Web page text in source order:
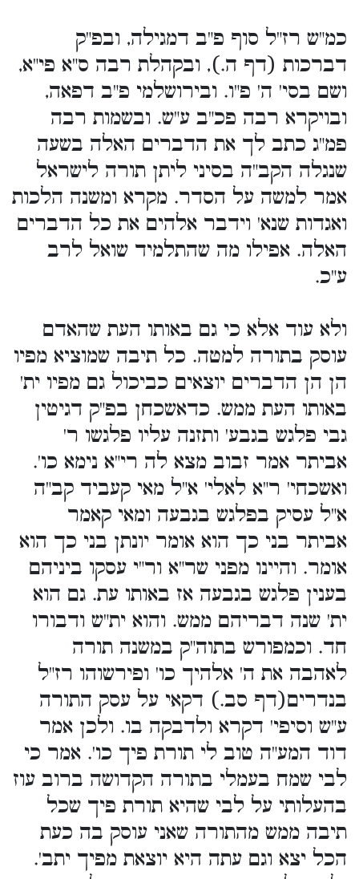
כמ"ש רז"ל סוף פ"ב דמגילה, ובפ"ק
דברכות (דף ה.), ובקהלת רבה ס"א פי"א,
ושם בסי' ה' פ"ו. ובירושלמי פ"ב דפאה,
ובויקרא רבה פכ"ב ע"ש. ובשמות רבה
פמ"ג כתב לך את הדברים האלה בשעה
שנגלה הקב"ה בסיני ליתן תורה לישראל
אמר למשה על הסדר. מקרא ומשנה הלכות
ואגדות שנא' וידבר אלהים את כל הדברים
האלה. אפילו מה שהתלמיד שואל לרב
ע"כ.
ולא עוד אלא כי גם באותו העת שהאדם
עוסק בתורה למטה. כל תיבה שמוציא מפיו
הן הן הדברים יוצאים כביכול גם מפיו ית'
באותו העת ממש. כדאשכחן בפ"ק דגיטין
גבי פלגש בגבע' ותזנה עליו פלגשו ר'
אביתר אמר זבוב מצא לה רי"א נימא כו'.
ואשכחי' ר"א לאלי' א"ל מאי קעביד קב"ה
א"ל עסיק בפלגש בגבעה ומאי קאמר
אביתר בני כך הוא אומר יונתן בני כך הוא
אומר. והיינו מפני שר"א ור"י עסקו ביניהם
בענין פלגש בגבעה אז באותו עת. גם הוא
ית' שנה דבריהם ממש. והוא ית"ש ודבורו
חד. וכמפורש בתוה"ק במשנה תורה
לאהבה את ה' אלהיך כו' ופירשוהו רז"ל
בנדרים(דף סב.) דקאי על עסק התורה
ע"ש וסיפי' דקרא ולדבקה בו. ולכן אמר
דוד המע"ה טוב לי תורת פיך כו'. אמר כי
לבי שמח בעמלי בתורה הקדושה ברוב עוז
בהעלותי על לבי שהיא תורת פיך שכל
תיבה ממש מהתורה שאני עוסק בה כעת
הכל יצא וגם עתה היא יוצאת מפיך יתב'.